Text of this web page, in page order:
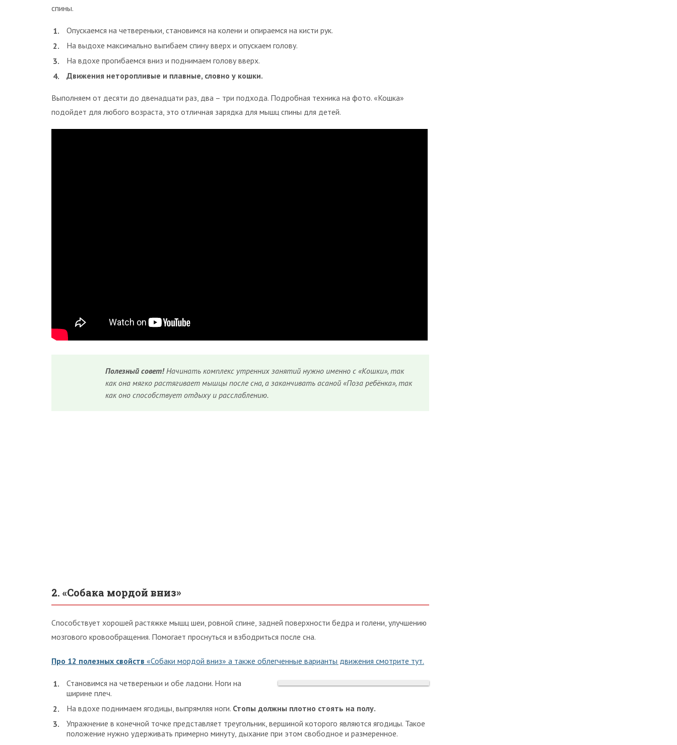
спины.
Опускаемся на четвереньки, становимся на колени и опираемся на кисти рук.
На выдохе максимально выгибаем спину вверх и опускаем голову.
На вдохе прогибаемся вниз и поднимаем голову вверх.
Движения неторопливые и плавные, словно у кошки.
Выполняем от десяти до двенадцати раз, два – три подхода. Подробная техника на фото. «Кошка»
подойдет для любого возраста, это отличная зарядка для мышц спины для детей.
Полезный совет!Начинать комплекс утренних занятий нужно именно с «Кошки», так
как она мягко растягивает мышцы после сна, а заканчивать асаной «Поза ребёнка», так
как оно способствует отдыху и расслаблению.
2. «Собака мордой вниз»
Способствует хорошей растяжке мышц шеи, ровной спине, задней поверхности бедра и голени, улучшению
мозгового кровообращения. Помогает проснуться и взбодриться после сна.
Про 12 полезных свойств «Собаки мордой вниз» а также облегченные варианты движения смотрите тут.
Становимся на четвереньки и обе ладони. Ноги на
ширине плеч.
На вдохе поднимаем ягодицы, выпрямляя ноги. Стопы должны плотно стоять на полу.
Упражнение в конечной точке представляет треугольник, вершиной которого являются ягодицы. Такое
положение нужно удерживать примерно минуту, дыхание при этом свободное и размеренное.